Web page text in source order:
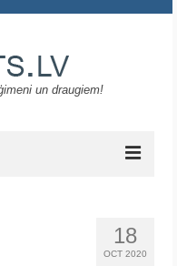
un draugiem!
18
OCT 2020